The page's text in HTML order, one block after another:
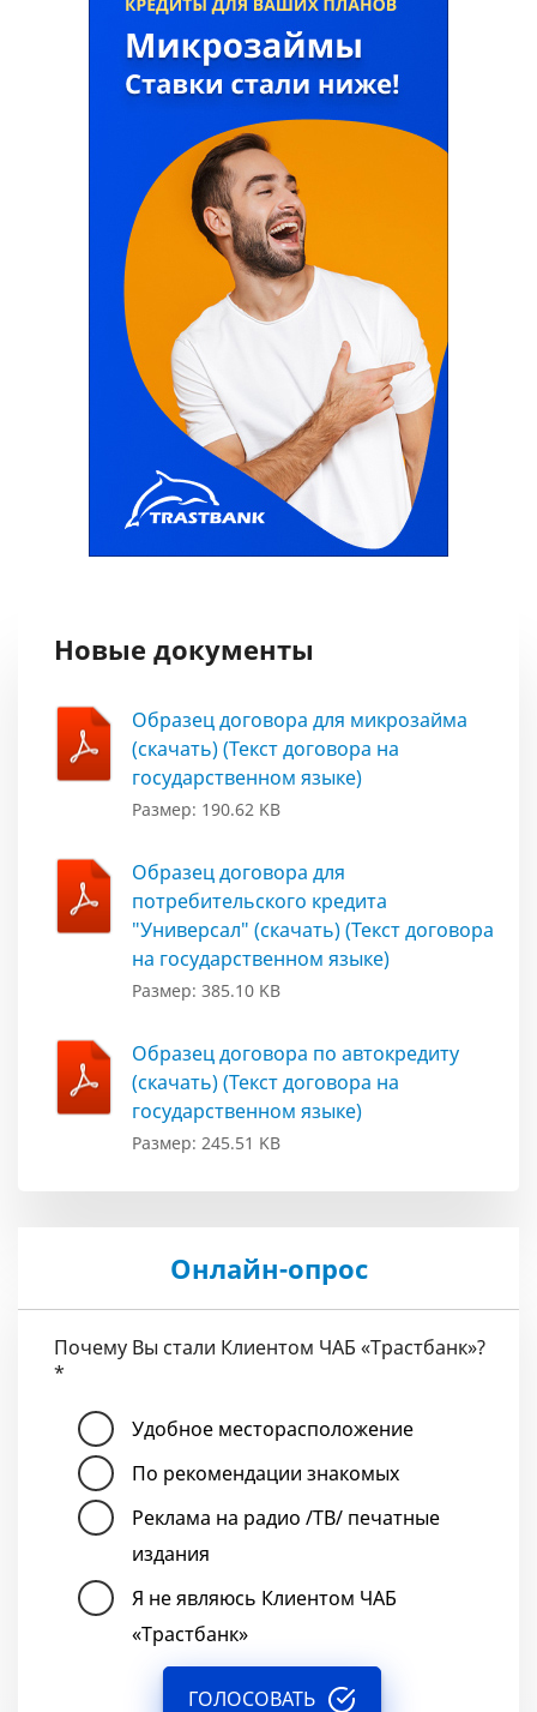
Новые документы
Образец договора для микрозайма
(скачать) (Текст договора на
государственном языке)
Размер: 190.62 KB
Образец договора для
потребительского кредита
"Универсал" (скачать) (Текст договора
на государственном языке)
Размер: 385.10 KB
Образец договора по автокредиту
(скачать) (Текст договора на
государственном языке)
Размер: 245.51 KB
Онлайн-опрос
Почему Вы стали Клиентом ЧАБ «Трастбанк»?
*
Удобное месторасположение
По рекомендации знакомых
Реклама на радио /ТВ/ печатные
издания
Я не являюсь Клиентом ЧАБ
«Трастбанк»
ГОЛОСОВАТЬ